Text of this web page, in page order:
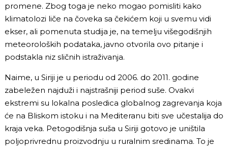
promene. Zbog toga je neko mogao pomisliti kako
klimatolozi liče na čoveka sa čekićem koji u svemu vidi
ekser, ali pomenuta studija je, na temelju višegodišnjih
meteoroloških podataka, javno otvorila ovo pitanje i
podstakla niz sličnih istraživanja.
Naime, u Siriji je u periodu od 2006. do 2011. godine
zabeležen najduži i najstrašniji period suše. Ovakvi
ekstremi su lokalna posledica globalnog zagrevanja koja
će na Bliskom istoku i na Mediteranu biti sve učestalija do
kraja veka. Petogodišnja suša u Siriji gotovo je uništila
poljoprivrednu proizvodnju u ruralnim sredinama. To je